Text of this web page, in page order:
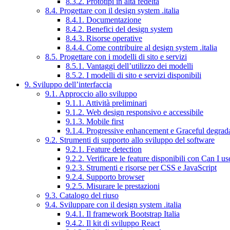
8.4. Progettare con il design system .italia
8.4.1. Documentazione
8.4.2. Benefici del design system
8.4.3. Risorse operative
8.4.4. Come contribuire al design system .italia
8.5. Progettare con i modelli di sito e servizi
8.5.1. Vantaggi dell’utilizzo dei modelli
8.5.2. I modelli di sito e servizi disponibili
9. Sviluppo dell’interfaccia
9.1. Approccio allo sviluppo
9.1.1. Attività preliminari
9.1.2. Web design responsivo e accessibile
9.1.3. Mobile first
9.1.4. Progressive enhancement e Graceful
9.2. Strumenti di supporto allo sviluppo del software
9.2.1. Feature detection
9.2.2. Verificare le feature disponibili con Can I
9.2.3. Strumenti e risorse per CSS e JavaScript
9.2.4. Supporto browser
9.2.5. Misurare le prestazioni
9.3. Catalogo del riuso
9.4. Sviluppare con il design system .italia
9.4.1. Il framework Bootstrap Italia
9.4.2. Il kit di sviluppo React